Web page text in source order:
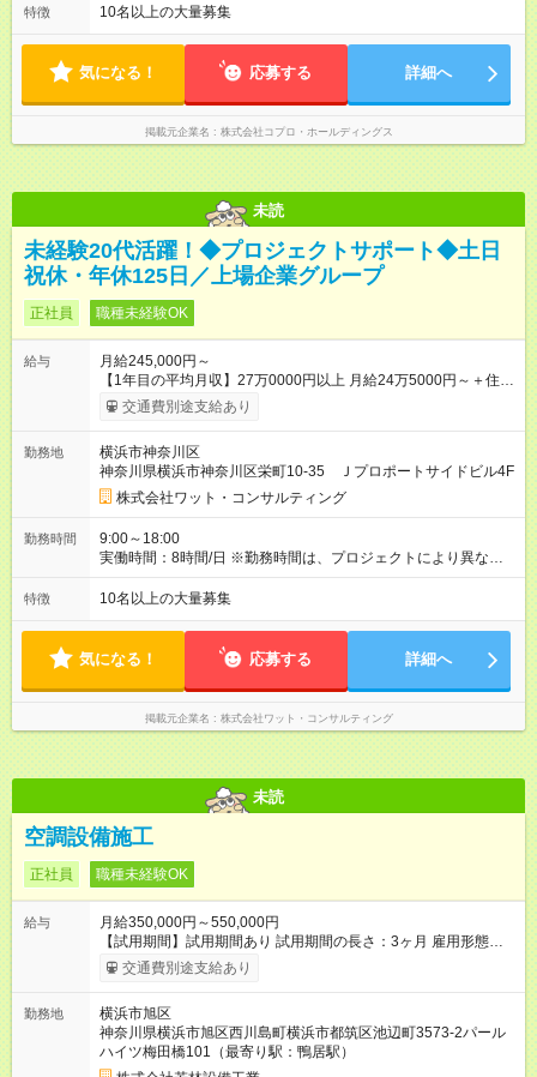
ので、 「今日やるべき仕事」が終われば、自然と区切りをつけ
方を大切にしています。
特徴 10名以上の大量募集
気になる！ 応募する 詳細へ
掲載元企業名 株式会社コプロ・ホールディングス
未読
未経験20代活躍！◆プロジェクトサポート◆土日
祝休・年休125日／上場企業グループ
正社員 職種未経験OK
給与
月給245,000円～
【1年目の平均月収】27万0000円以上 月給24万5000円～＋住宅
手当＋各種手当 ※経験・年齢を考慮の上、当社規定により優遇
します。 ※固定残業代は含みません。残業代は1分単位で100％
たしている場合、控除100%、住宅手当50%となります。（上限
2万5000円） 【試用期間】試用期間あり 試用期間の長さ：3ヶ
月 雇用形態、給与は本採用時と同じです。
交通費別途支給あり
勤務地
横浜市神奈川区
神奈川県横浜市神奈川区栄町10-35 Ｊプロポートサイドビル4F
株式会社ワット・コンサルティング
勤務時間
9:00～18:00
実働時間：8時間/日 ※勤務時間は、プロジェクトにより異なりま
す。
特徴 10名以上の大量募集
気になる！ 応募する 詳細へ
掲載元企業名 株式会社ワット・コンサルティング
未読
空調設備施工
正社員 職種未経験OK
給与
月給350,000円～550,000円
【試用期間】試用期間あり 試用期間の長さ：3ヶ月 雇用形態、
給与は本採用時と同じです。
交通費別途支給あり
勤務地
横浜市旭区
神奈川県横浜市旭区西川島町横浜市都筑区池辺町3573-2パール
ハイツ梅田橋101（最寄り駅：鴨居駅）